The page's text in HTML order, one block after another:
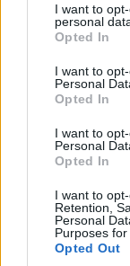
not limited to
grant or deny
use your data
consent section.
I want to
personal
Opted In
I want to
Personal
Opted In
I want to
Personal
Opted In
I want to
Retention,
Personal
Purposes for
Opted Out